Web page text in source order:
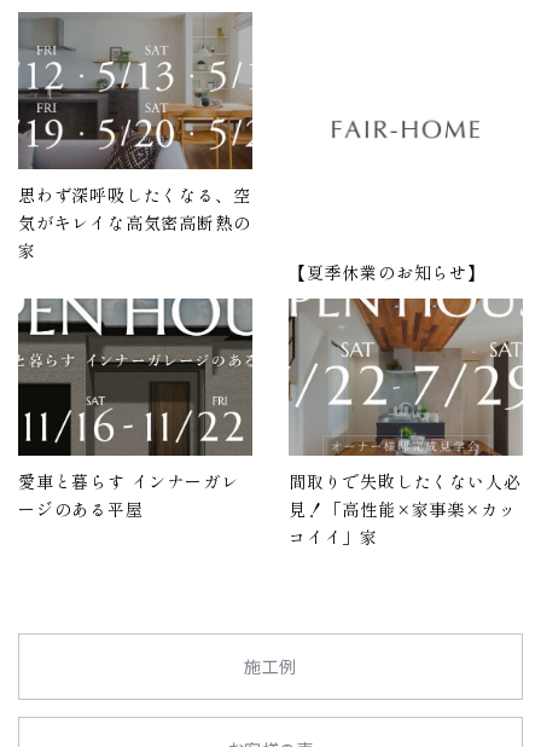
思わず深呼吸したくなる、空
気がキレイな高気密高断熱の
家
【夏季休業のお知らせ】
愛車と暮らす インナーガレ
ージのある平屋
間取りで失敗したくない人必
見！「高性能×家事楽×カッ
コイイ」家
施工例